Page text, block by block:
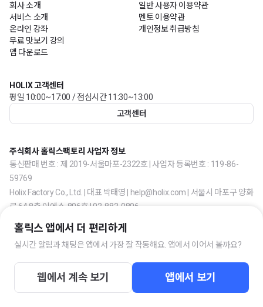
회사 소개
서비스 소개
온라인 강좌
무료 맛보기 강의
앱 다운로드
일반 사용자 이용약관
멘토 이용약관
개인정보 취급방침
HOLIX 고객센터
평일 10:00~17:00 / 점심시간 11:30~13:00
고객센터
주식회사 홀릭스팩토리 사업자 정보
통신판매 번호 : 제 2019-서울마포-2322호 | 사업자 등록번호 : 119-86-
59769
Holix Factory Co., Ltd. | 대표 박태영 | help@holix.com | 서울시 마포구 양화
로 64 8층 이에스-806호 | 02-883-0806
홀릭스 앱에서 더 편리하게
실시간 알림과 채팅은 앱에서 가장 잘 작동해요. 앱에서 이어서 볼까요?
웹에서 계속 보기 앱에서 보기